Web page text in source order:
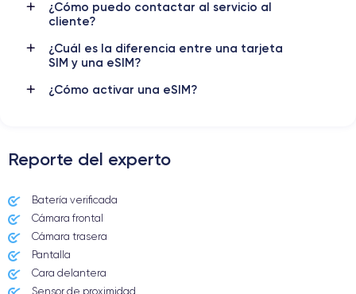
5G Si, todos los oper.
13 pro
¿Cómo puedo contactar al servicio al
cliente?
¿Cuál es la diferencia entre una tarjeta
SIM y una eSIM?
¿Cómo activar una eSIM?
Reporte del experto
Batería verificada
Cámara frontal
Cámara trasera
Pantalla
Cara delantera
Sensor de proximidad